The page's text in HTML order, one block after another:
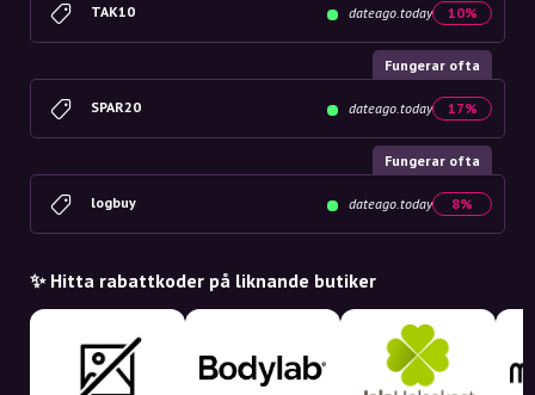
TAK10 dateago.today 10%
Fungerar ofta
SPAR20 dateago.today 17%
Fungerar ofta
logbuy dateago.today 8%
✨ Hitta rabattkoder på liknande butiker